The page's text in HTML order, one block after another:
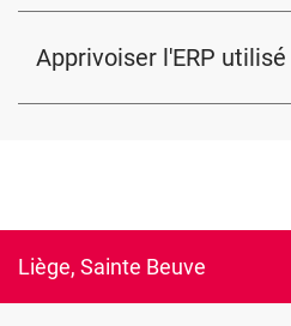
Apprivoiser l'ERP
Liège, Sainte Beuve